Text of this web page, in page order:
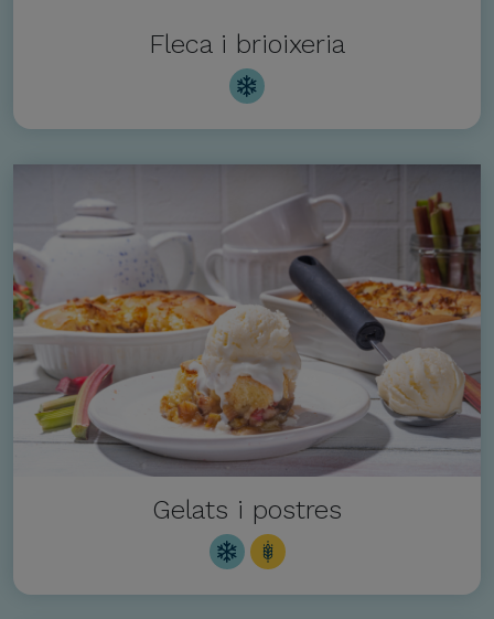
Fleca i brioixeria
Gelats i postres